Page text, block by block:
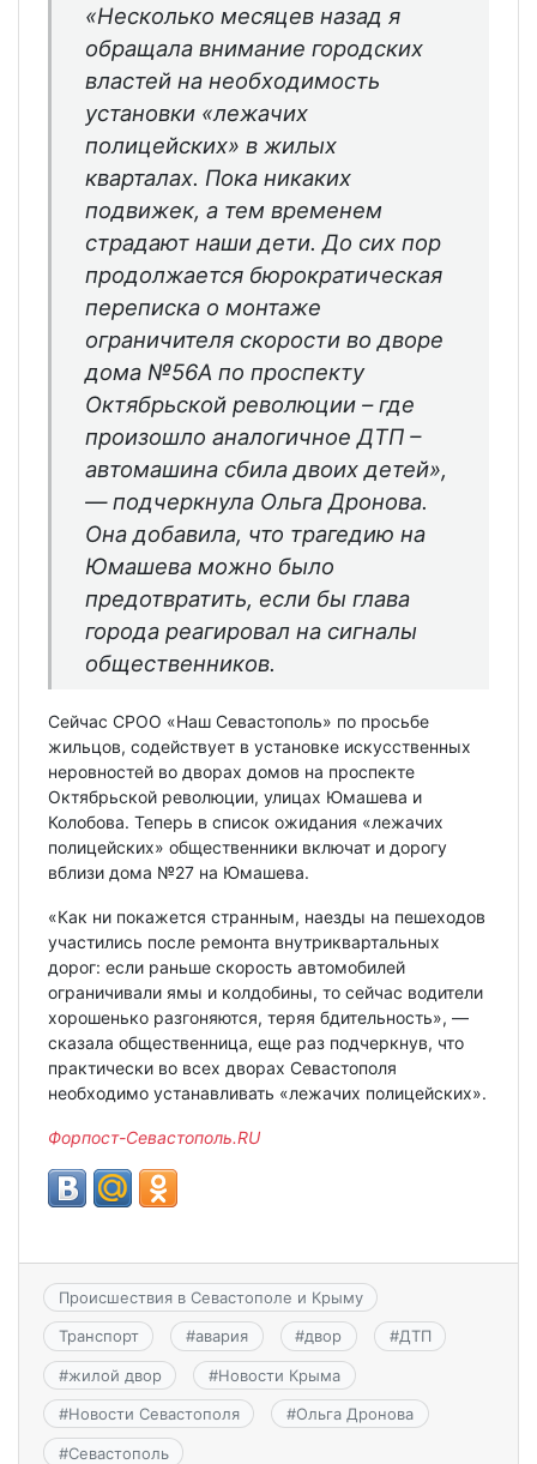
«Несколько месяцев назад я
обращала внимание городских
властей на необходимость
установки «лежачих
полицейских» в жилых
кварталах. Пока никаких
подвижек, а тем временем
страдают наши дети. До сих пор
продолжается бюрократическая
переписка о монтаже
ограничителя скорости во дворе
дома №56А по проспекту
Октябрьской революции – где
произошло аналогичное ДТП –
автомашина сбила двоих детей»,
— подчеркнула Ольга Дронова.
Она добавила, что трагедию на
Юмашева можно было
предотвратить, если бы глава
города реагировал на сигналы
общественников.
Сейчас СРОО «Наш Севастополь» по просьбе
жильцов, содействует в установке искусственных
неровностей во дворах домов на проспекте
Октябрьской революции, улицах Юмашева и
Колобова. Теперь в список ожидания «лежачих
полицейских» общественники включат и дорогу
вблизи дома №27 на Юмашева.
«Как ни покажется странным, наезды на пешеходов
участились после ремонта внутриквартальных
дорог: если раньше скорость автомобилей
ограничивали ямы и колдобины, то сейчас водители
хорошенько разгоняются, теряя бдительность», —
сказала общественница, еще раз подчеркнув, что
практически во всех дворах Севастополя
необходимо устанавливать «лежачих полицейских».
Форпост-Севастополь.RU
Происшествия в Севастополе и Крыму
Транспорт #авария #двор #ДТП
#жилой двор #Новости Крыма
#Новости Севастополя #Ольга Дронова
#Севастополь